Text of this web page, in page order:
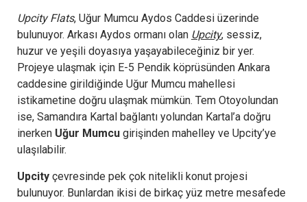
Upcity Flats, Uğur Mumcu Aydos Caddesi üzerinde
bulunuyor. Arkası Aydos ormanı olan Upcity, sessiz,
huzur ve yeşili doyasıya yaşayabileceğiniz bir yer.
Projeye ulaşmak için E-5 Pendik köprüsünden Ankara
caddesine girildiğinde Uğur Mumcu mahellesi
istikametine doğru ulaşmak mümkün. Tem Otoyolundan
ise, Samandıra Kartal bağlantı yolundan Kartal’a doğru
inerken Uğur Mumcu girişinden mahelley ve Upcity’ye
ulaşılabilir.
Upcity çevresinde pek çok nitelikli konut projesi
bulunuyor. Bunlardan ikisi de birkaç yüz metre mesafede